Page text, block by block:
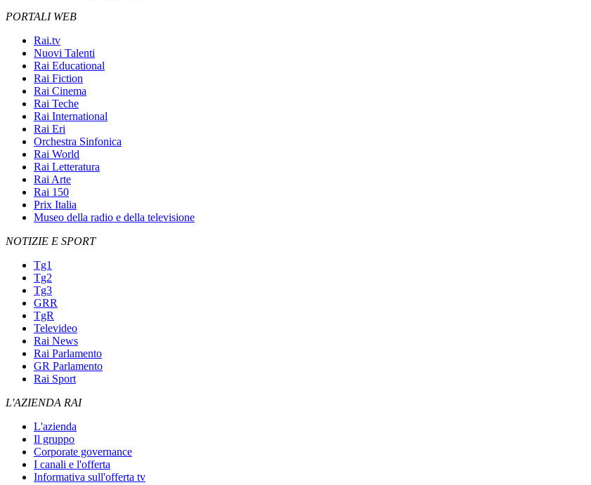
PORTALI WEB
Rai.tv
Nuovi Talenti
Rai Educational
Rai Fiction
Rai Cinema
Rai Teche
Rai International
Rai Eri
Orchestra Sinfonica
Rai World
Rai Letteratura
Rai Arte
Rai 150
Prix Italia
Museo della radio e della televisione
NOTIZIE E SPORT
Tg1
Tg2
Tg3
GRR
TgR
Televideo
Rai News
Rai Parlamento
GR Parlamento
Rai Sport
L'AZIENDA RAI
L'azienda
Il gruppo
Corporate governance
I canali e l'offerta
Informativa sull'offerta tv